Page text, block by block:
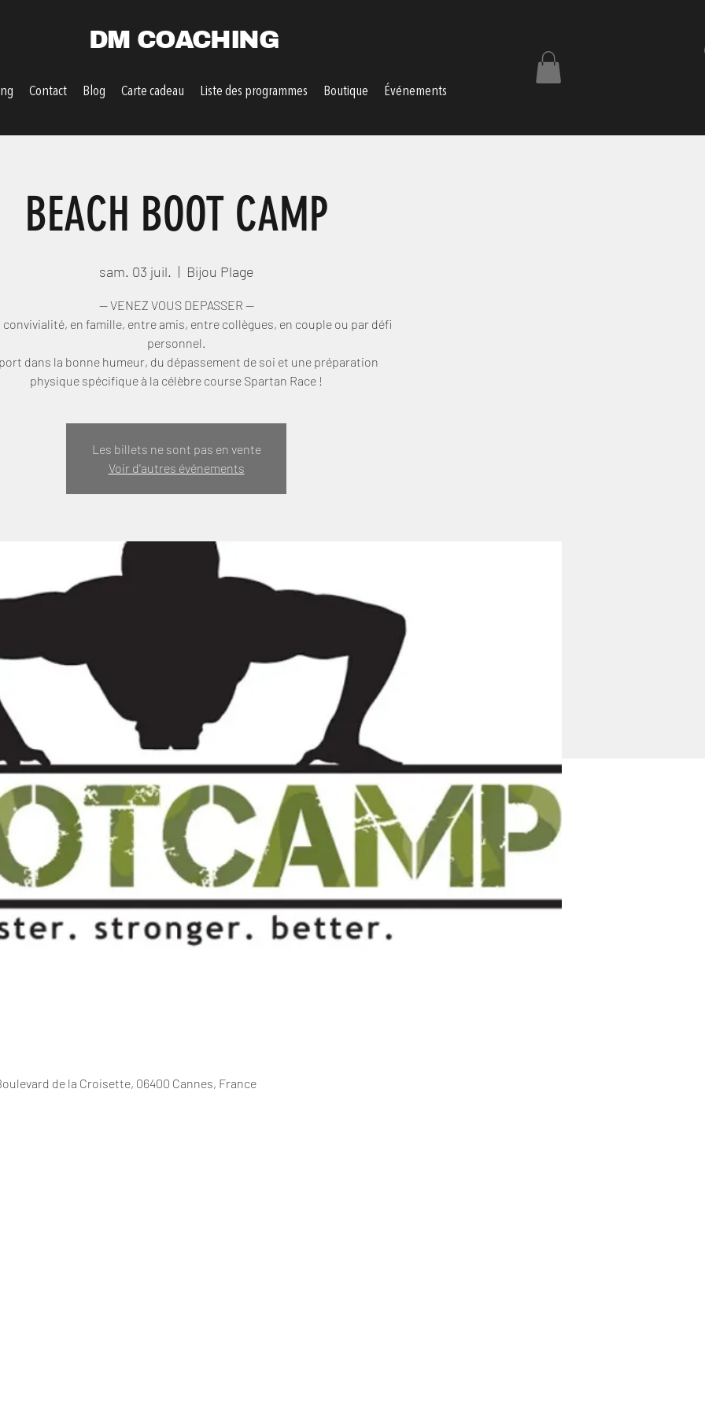
DM COACHING
Contact Blog Carte cadeau Liste des programmes Boutique Événements
BEACH BOOT CAMP
sam. 03 juil.
  |
Bijou Plage
— VENEZ VOUS DEPASSER —
convivialité, en famille, entre amis, entre collègues, en couple ou par défi
personnel.
dans la bonne humeur, du dépassement de soi et une préparation
Les billets ne sont pas en vente
Voir d'autres événements
de la Croisette, 06400 Cannes, France